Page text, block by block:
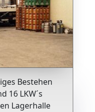
Bestehen
16 LKW´s
Lagerhalle